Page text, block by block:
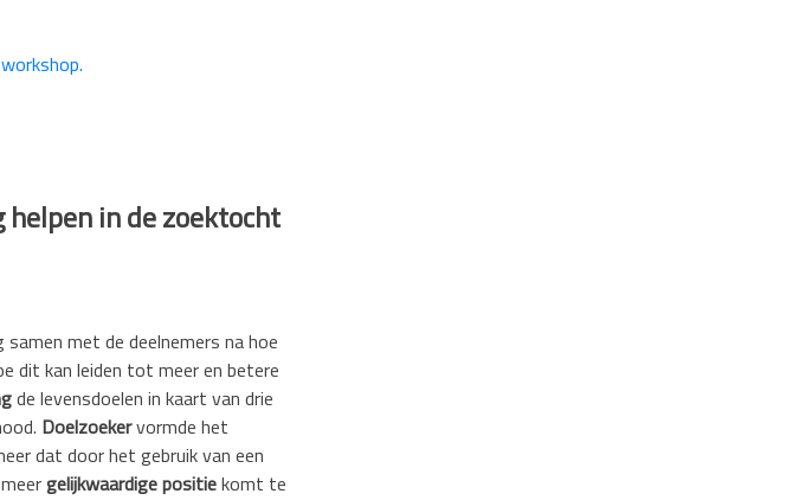
helpen in de zoektocht
met de deelnemers na hoe
dit kan leiden tot meer en betere
de levensdoelen in kaart van drie
Doelzoekervormde het
dat door het gebruik van een
gelijkwaardige positie komt te